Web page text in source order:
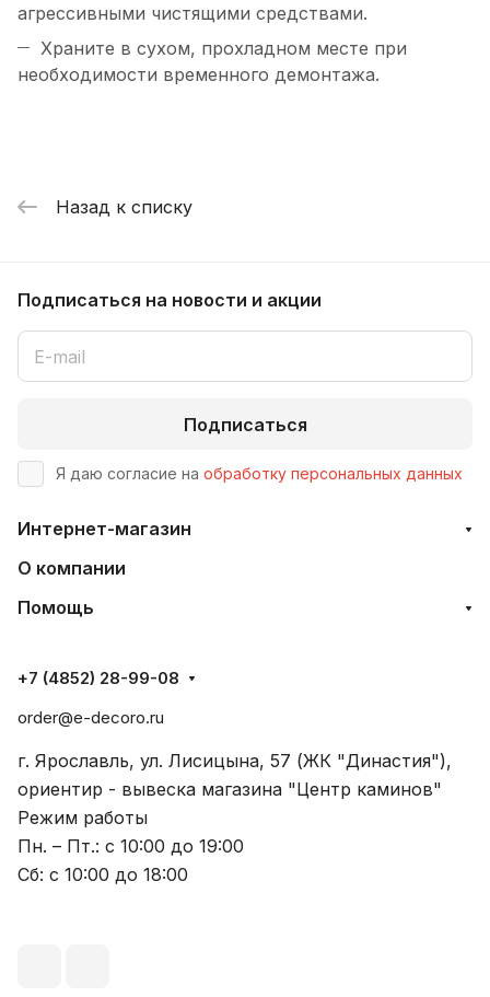
агрессивными чистящими средствами.
Храните в сухом, прохладном месте при
необходимости временного демонтажа.
Назад к списку
Подписаться на новости и акции
Подписаться
Я даю согласие на обработку персональных данных
Интернет-магазин
О компании
Помощь
+7 (4852) 28-99-08
order@e-decoro.ru
г. Ярославль, ул. Лисицына, 57 (ЖК "Династия"),
ориентир - вывеска магазина "Центр каминов"
Режим работы
Пн. – Пт.: с 10:00 до 19:00
Сб: с 10:00 до 18:00